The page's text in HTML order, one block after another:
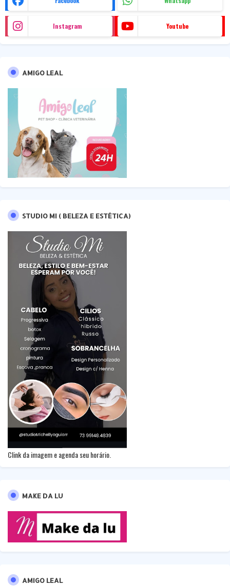
Instagram Youtube
AMIGO LEAL
STUDIO MI ( BELEZA E ESTÉTICA)
Clink da imagem e agenda seu horário.
MAKE DA LU
AMIGO LEAL